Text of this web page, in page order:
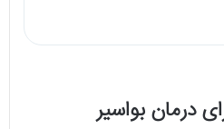
درمان بواسیر